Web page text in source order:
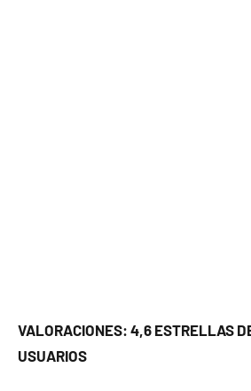
VALORACIONES: 4,6 ESTRELLAS
USUARIOS